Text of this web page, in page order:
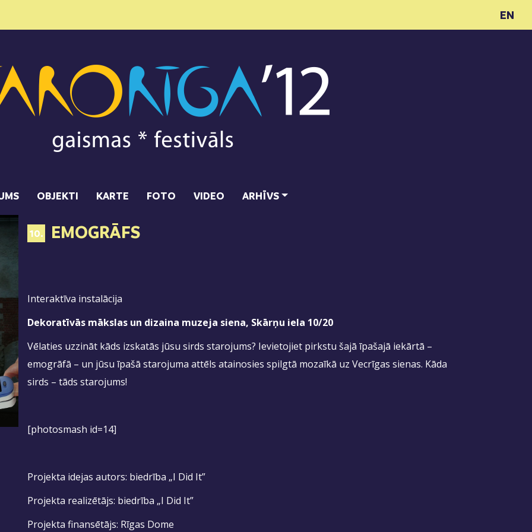
EN
OBJEKTI KARTE FOTO VIDEO ARHĪVS
10. EMOGRĀFS
Interaktīva instalācija
Dekoratīvās mākslas un dizaina muzeja siena, Skārņu iela 10/20
Vēlaties uzzināt kāds izskatās jūsu sirds starojums? Ievietojiet pirkstu šajā īpašajā iekārtā –
emogrāfā – un jūsu īpašā starojuma attēls atainosies spilgtā mozaīkā uz Vecrīgas sienas. Kāda
sirds – tāds starojums!
[photosmash id=14]
Projekta idejas autors: biedrība „I Did It”
Projekta realizētājs: biedrība „I Did It”
Projekta finansētājs: Rīgas Dome